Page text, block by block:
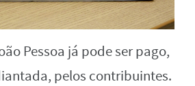
Pessoa já pode ser pago,
pelos contribuintes.